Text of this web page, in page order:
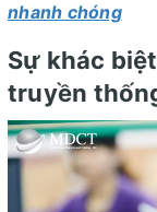
nhanh chóng
Sự khác
truyền